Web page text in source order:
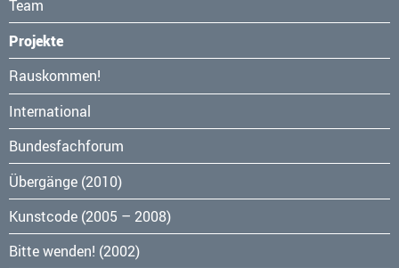
Team
Projekte
Navigation
überspringen
Rauskommen!
International
Bundesfachforum
Übergänge (2010)
Kunstcode (2005 – 2008)
Bitte wenden! (2002)